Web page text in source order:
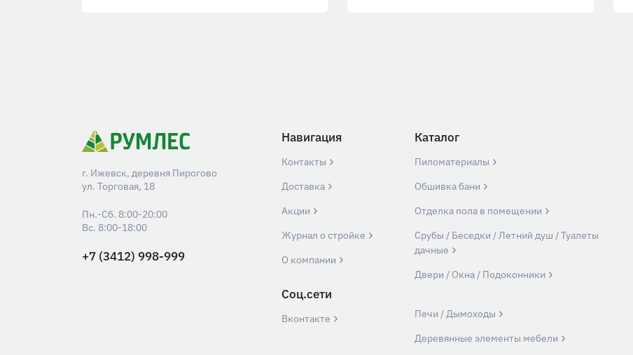
г. Ижевск, деревня Пирогово
ул. Торговая, 18
+7 (3412) 998-999
Пн.-Сб. 8:00-20:00
Вс. 8:00-18:00
Навигация
Контакты
Доставка
Акции
Журнал о стройке
О компании
Соц.сети
Вконтакте
Каталог
Пиломатериалы
Обшивка бани
Отделка пола в помещении
Срубы / Беседки / Летний душ / Туалеты
дачные
Двери / Окна / Подоконники
Печи / Дымоходы
Деревянные элементы мебели